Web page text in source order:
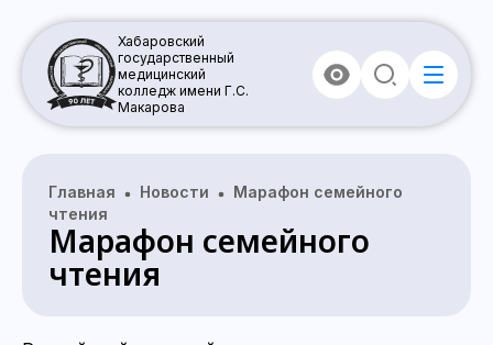
Хабаровский
государственный
медицинский
колледж имени Г.С.
Макарова
Главная Новости
Марафон семейного
чтения
Марафон семейного
чтения